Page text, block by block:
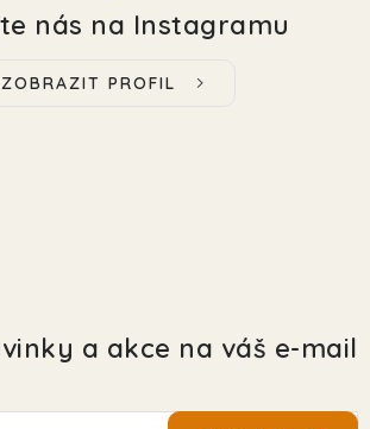
nás na Instagramu
ZOBRAZIT PROFIL
a akce na váš e-mail